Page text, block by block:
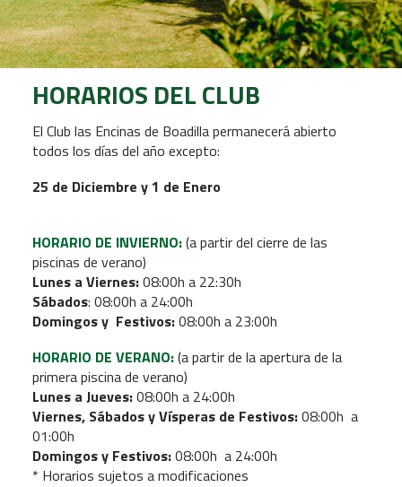
HORARIOS DEL CLUB
El Club las Encinas de Boadilla permanecerá abierto
todos los días del año excepto:
25 de Diciembre y 1 de Enero
HORARIO DE INVIERNO:(a partir del cierre de las
piscinas de verano)
Lunes a Viernes:08:00h a 22:30h
Sábados: 08:00h a 24:00h
Domingos y Festivos:08:00h a 23:00h
HORARIO DE VERANO:(a partir de la apertura de la
primera piscina de verano)
Lunes a Jueves:08:00h a 24:00h
Viernes, Sábados y Vísperas de Festivos:08:00h a
01:00h
Domingos y Festivos:08:00h a 24:00h
* Horarios sujetos a modificaciones